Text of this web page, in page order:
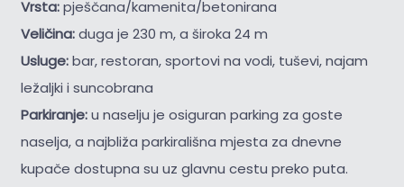
Vrsta:pješčana/kamenita/betonirana
Veličina:duga je 230 m, a široka 24 m
Usluge:bar, restoran, sportovi na vodi, tuševi, najam
ležaljki i suncobrana
Parkiranje:u naselju je osiguran parking za goste
naselja, a najbliža parkirališna mjesta za dnevne
kupače dostupna su uz glavnu cestu preko puta.